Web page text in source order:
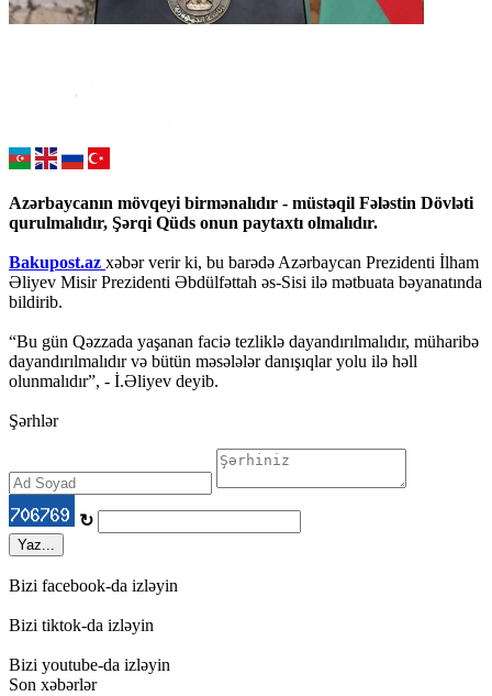
Azərbaycanın mövqeyi birmənalıdır - müstəqil Fələstin Dövləti
qurulmalıdır, Şərqi Qüds onun paytaxtı olmalıdır.
Bakupost.az xəbər verir ki, bu barədə Azərbaycan Prezidenti İlham
Əliyev Misir Prezidenti Əbdülfəttah əs-Sisi ilə mətbuata bəyanatında
bildirib.
“Bu gün Qəzzada yaşanan faciə tezliklə dayandırılmalıdır, müharibə
dayandırılmalıdır və bütün məsələlər danışıqlar yolu ilə həll
olunmalıdır”, - İ.Əliyev deyib.
Şərhlər
↻
Yaz...
Bizi facebook-da izləyin
Bizi tiktok-da izləyin
Bizi youtube-da izləyin
Son xəbərlər